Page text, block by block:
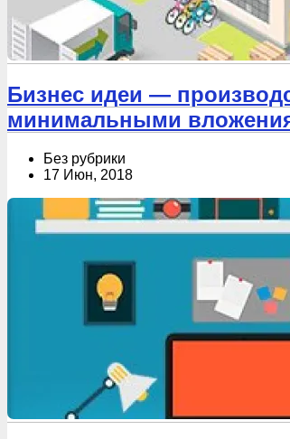
Бизнес идеи —
минимальными
Без рубрики
17 Июн, 2018